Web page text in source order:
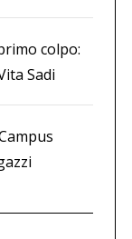
colpo:
Sadi